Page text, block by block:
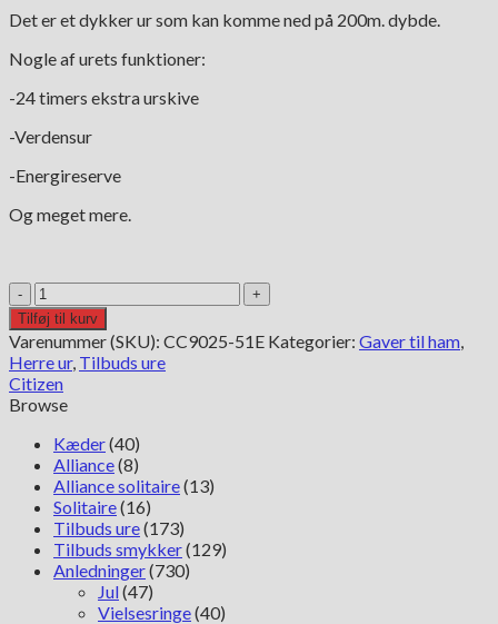
Det er et dykker ur som kan komme ned på 200m. dybde.
Nogle af urets funktioner:
-24 timers ekstra urskive
-Verdensur
-Energireserve
Og meget mere.
Citizen
Eco-
Drive
Super
Titanium
Saphire
CC9025-
51E
antal
Tilføj til kurv
Varenummer (SKU): CC9025-51E Kategorier: Gaver til ham,
Herre ur, Tilbuds ure
Citizen
Browse
Kæder(40)
Alliance(8)
Alliance solitaire(13)
Solitaire(16)
Tilbuds ure(173)
Tilbuds smykker(129)
Anledninger(730)
Jul(47)
Vielsesringe(40)